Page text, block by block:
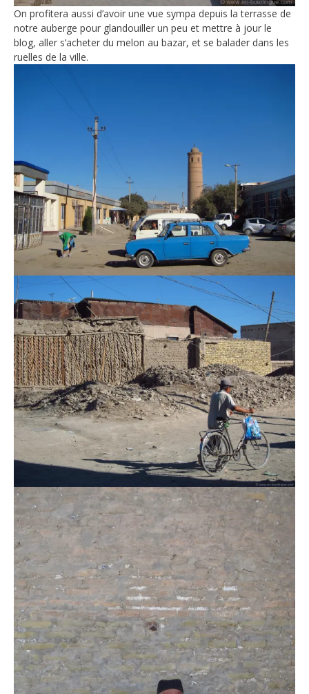
On profitera aussi d’avoir une vue sympa depuis la terrasse de
notre auberge pour glandouiller un peu et mettre à jour le
blog, aller s’acheter du melon au bazar, et se balader dans les
ruelles de la ville.